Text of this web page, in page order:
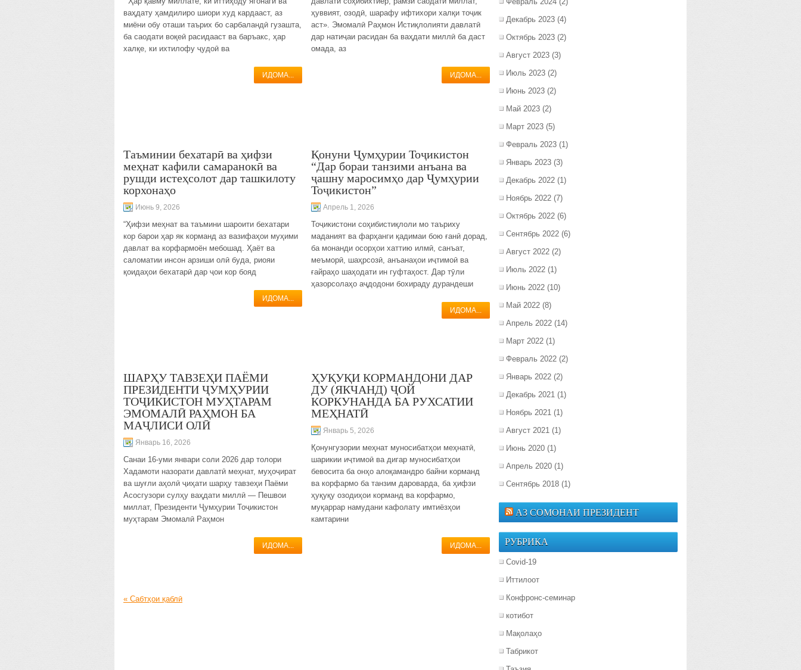
ваҳдату ҳамдилиро шиори худ кардааст, аз
миёни обу оташи таърих бо сарбаландӣ гузашта,
ба саодати воқеӣ расидааст ва баръакс, ҳар
халқе, ки ихтилофу ҷудоӣ ва
ИДОМА...
ҳуввият, озодӣ, шарафу ифтихори халқи тоҷик
аст». Эмомалӣ Раҳмон Истиқлолияти давлатӣ
дар натиҷаи расидан ба ваҳдати миллӣ ба даст
омада, аз
ИДОМА...
Таъминии бехатарӣ ва ҳифзи
меҳнат кафили самаранокӣ ва
рушди истеҳсолот дар ташкилоту
корхонаҳо
Июнь 9, 2026
“Ҳифзи меҳнат ва таъмини шароити бехатари
кор барои ҳар як корманд аз вазифаҳои муҳими
давлат ва корфармоён мебошад. Ҳаёт ва
саломатии инсон арзиши олӣ буда, риояи
қоидаҳои бехатарӣ дар ҷои кор бояд
ИДОМА...
Қонуни Ҷумҳурии Тоҷикистон
“Дар бораи танзими анъана ва
ҷашну маросимҳо дар Ҷумҳурии
Тоҷикистон”
Апрель 1, 2026
Тоҷикистони соҳибистиқлоли мо таъриху
маданият ва фарҳанги қадимаи бою ғанӣ дорад,
ба монанди осорҳои хаттию илмӣ, санъат,
меъморӣ, шаҳрсозӣ, анъанаҳои иҷтимоӣ ва
ғайраҳо шаҳодати ин гуфтаҳост. Дар тӯли
ҳазорсолаҳо аҷдодони бохираду дурандеши
ИДОМА...
ШАРҲУ ТАВЗЕҲИ ПАЁМИ
ПРЕЗИДЕНТИ ҶУМҲУРИИ
ТОҶИКИСТОН МУҲТАРАМ
ЭМОМАЛӢ РАҲМОН БА
МАҶЛИСИ ОЛӢ
Январь 16, 2026
Санаи 16-уми январи соли 2026 дар толори
Хадамоти назорати давлатӣ меҳнат, муҳоҷират
ва шуғли аҳолӣ ҷиҳати шарҳу тавзеҳи Паёми
Асосгузори сулҳу ваҳдати миллӣ — Пешвои
миллат, Президенти Ҷумҳурии Тоҷикистон
муҳтарам Эмомалӣ Раҳмон
ИДОМА...
ҲУҚУҚИ КОРМАНДОНИ ДАР
ДУ (ЯКЧАНД) ҶОЙ
КОРКУНАНДА БА РУХСАТИИ
МЕҲНАТӢ
Январь 5, 2026
Қонунгузории меҳнат муносибатҳои меҳнатӣ,
шарикии иҷтимоӣ ва дигар муносибатҳои
бевосита ба онҳо алоқамандро байни корманд
ва корфармо ба танзим дароварда, ба ҳифзи
ҳуқуқу озодиҳои корманд ва корфармо,
муқаррар намудани кафолату имтиёзҳои
камтарини
ИДОМА...
« Сабтҳои қаблӣ
Декабрь 2023 (4)
Октябрь 2023 (2)
Август 2023 (3)
Июль 2023 (2)
Июнь 2023 (2)
Май 2023 (2)
Март 2023 (5)
Февраль 2023 (1)
Январь 2023 (3)
Декабрь 2022 (1)
Ноябрь 2022 (7)
Октябрь 2022 (6)
Сентябрь 2022 (6)
Август 2022 (2)
Июль 2022 (1)
Июнь 2022 (10)
Май 2022 (8)
Апрель 2022 (14)
Март 2022 (1)
Февраль 2022 (2)
Январь 2022 (2)
Декабрь 2021 (1)
Ноябрь 2021 (1)
Август 2021 (1)
Июнь 2020 (1)
Апрель 2020 (1)
Сентябрь 2018 (1)
АЗ СОМОНАИ ПРЕЗИДЕНТ
РУБРИКА
Covid-19
Иттилоот
Конфронс-семинар
котибот
Мақолаҳо
Табрикот